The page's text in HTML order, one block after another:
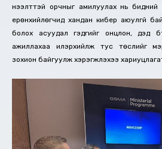
нээлттэй орчныг амилуулах нь бидний
ерөнхийлөгчид хандан кибер аюулгүй
болох асуудал гэдгийг онцлон, дэд
ажиллахаа илэрхийлж тус төслийг
зохион байгуулж хэрэгжүүлэхээ